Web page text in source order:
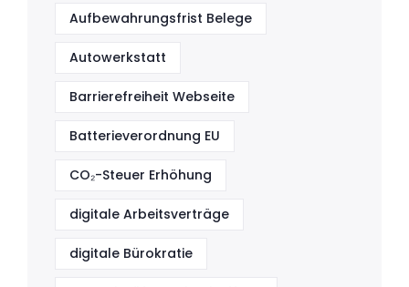
Aufbewahrungsfrist Belege
Autowerkstatt
Barrierefreiheit Webseite
Batterieverordnung EU
CO₂-Steuer Erhöhung
digitale Arbeitsverträge
digitale Bürokratie